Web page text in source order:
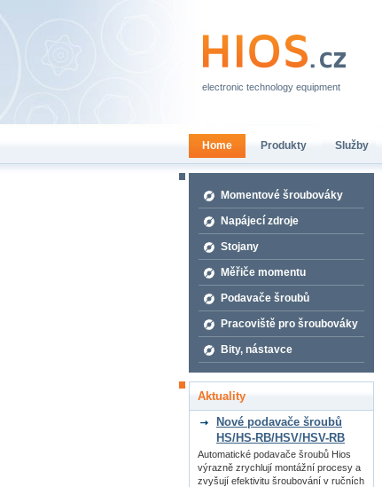
Momentové šroubováky
Napájecí zdroje
Stojany
Měřiče momentu
Podavače šroubů
Pracoviště pro šroubováky
Bity, nástavce
Aktuality
Nové podavače šroubů
HS/HS-RB/HSV/HSV-RB
Automatické podavače šroubů Hios
výrazně zrychlují montážní procesy a
zvyšují efektivitu šroubování v ručních
electronic technology equipment
Home Produkty Služby